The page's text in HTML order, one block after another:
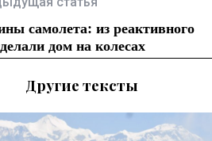
самолета: из реактивного
дом на колесах
статья
20 классных
за пределами Европы
Другие тексты